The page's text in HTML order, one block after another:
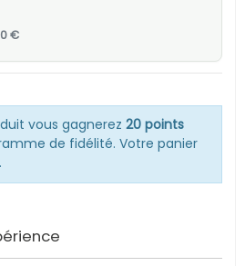
€
vous gagnerez 20 points
de fidélité. Votre panier
.